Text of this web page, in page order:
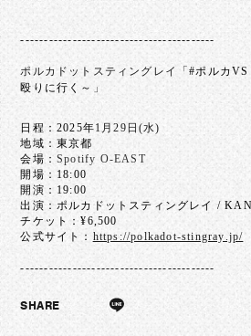
-----------------------------------------
ポルカドットスティングレイ「#ポルカVS
殴りに行く～ 」
日程：2025年1月29日(水)
地域：東京都
会場： Spotify O-EAST
開場：18:00
開演：19:00
出演：ポルカドットスティングレイ /
チケット：¥6,500
公式サイト： https://polkadot-stingray.jp/
-----------------------------------------
SHARE